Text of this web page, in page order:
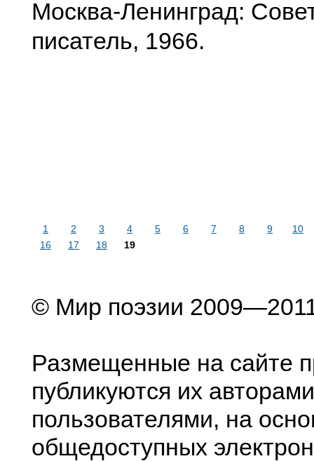
Москва-Ленинград:
писатель, 1966.
1 2 3 4 5 6 7 8 9
10
16
17 18 19
© Мир поэзии
Размещенные на сайте
публикуются их
пользователями, на
общедоступных